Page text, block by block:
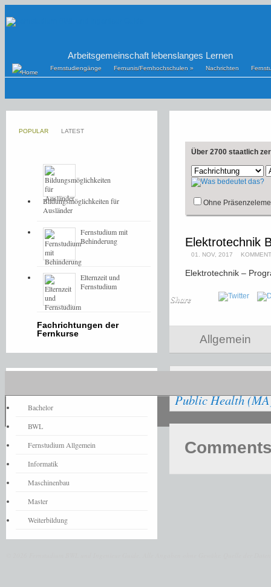
Arbeitsgemeinschaft lebenslanges Lernen
Fernstudiengänge Fernunis/Fernhochschulen » Nachrichten
Über 2700 staatlich
Ohne
Elektrotechnik
01. NOV, 2017
Elektrotechnik –
Share
Allgemein
Public Health
POPULAR LATEST
Bildungsmöglichkeiten für
Ausländer
Fernstudium mit
Behinderung
Elternzeit und
Fernstudium
Fachrichtungen der
Fernkurse
Bachelor
BWL
Fernstudium Allgemein
Informatik
Maschinenbau
Master
Weiterbildung